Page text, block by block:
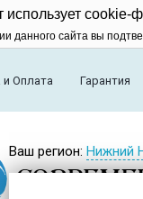
использует cookie-
данного сайта вы
Оплата Гарантия
Ваш регион:Нижний